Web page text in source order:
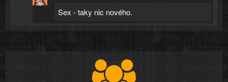
Sex - taky nic nového.